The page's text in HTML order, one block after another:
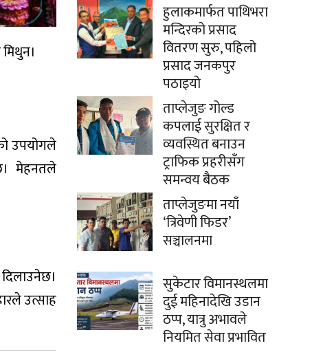
उपयोगले
मेहनतले
उत्साह
हुलाकमार्फत पाथिभरा
मन्दिरको प्रसाद
वितरण सुरु, पहिलो
प्रसाद जनकपुर
पठाइयो
ताप्लेजुङ गोल्ड
कपलाई सुरक्षित र
व्यवस्थित बनाउन
ट्राफिक प्रहरीसँग
समन्वय बैठक
ताप्लेजुङमा नयाँ
‘त्रिवेणी फिडर’
सञ्चालनमा
सुकेटार विमानस्थलमा
दुई महिनादेखि उडान
ठप्प, यात्रु अभावले
नियमित सेवा प्रभावित